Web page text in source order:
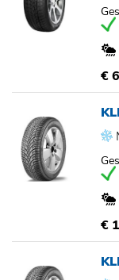
€
€